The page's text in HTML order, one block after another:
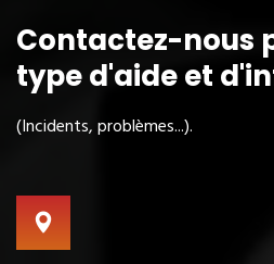
Contactez-nous
typed'aide et
(Incidents, problèmes...).